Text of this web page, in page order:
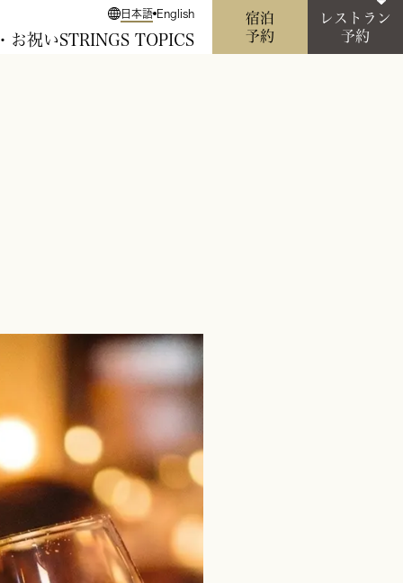
日本語 English
お祝いSTRINGS TOPICS
宿泊
予約
レストラン
予約